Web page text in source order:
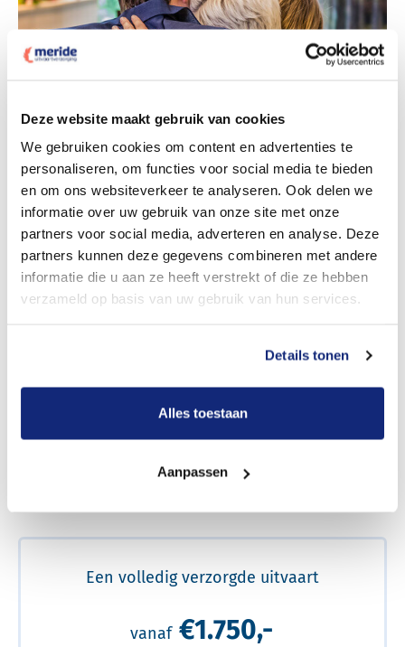
Deze website maakt gebruik van cookies
We gebruiken cookies om content en advertenties te
personaliseren, om functies voor social media te bieden
en om ons websiteverkeer te analyseren. Ook delen we
informatie over uw gebruik van onze site met onze
partners voor social media, adverteren en analyse. Deze
partners kunnen deze gegevens combineren met andere
informatie die u aan ze heeft verstrekt of die ze hebben
verzameld op basis van uw gebruik van hun services.
Details tonen
Alles toestaan
Aanpassen
Bekijk tarieven voor begrafenis
Een betere uitvaart ervaring voor een betere
Een volledig verzorgde uitvaart
vanaf €1.750,-